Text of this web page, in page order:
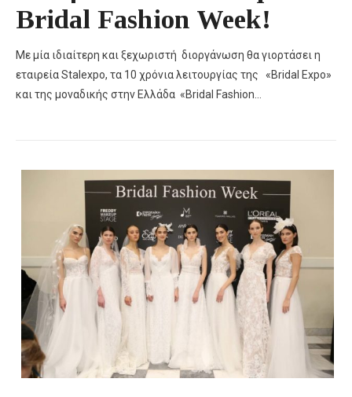
Bridal Fashion Week!
Με μία ιδιαίτερη και ξεχωριστή διοργάνωση θα γιορτάσει η
εταιρεία Stalexpo, τα 10 χρόνια λειτουργίας της «Bridal Expo»
και της μοναδικής στην Ελλάδα «Bridal Fashion…